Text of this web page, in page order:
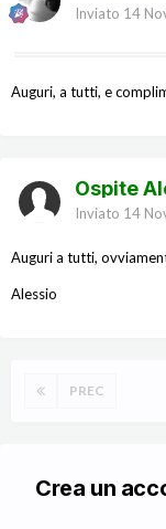
Inviato 14
Auguri, a tutti, e
Ospite
Inviato 14
Auguri a tutti,
Alessio
PREC
Crea un